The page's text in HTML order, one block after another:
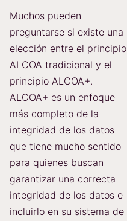
Muchos pueden
preguntarse si existe una
elección entre el principio
ALCOA tradicional y el
principio ALCOA+.
ALCOA+ es un enfoque
más completo de la
integridad de los datos
que tiene mucho sentido
para quienes buscan
garantizar una correcta
integridad de los datos e
incluirlo en su sistema de